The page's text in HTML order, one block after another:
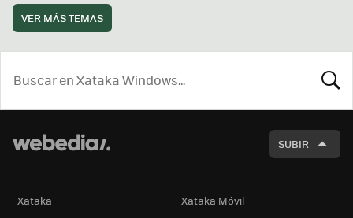
VER MÁS TEMAS
SUBIR
Xataka Xataka Móvil